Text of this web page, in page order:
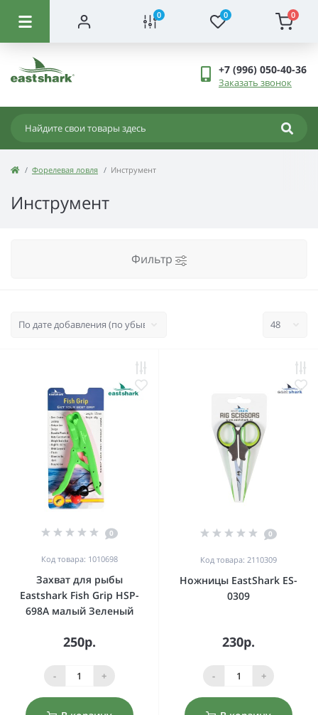
0 0 0
+7 (996) 050-40-36
Заказать звонок
Форелевая ловля Инструмент
Инструмент
Фильтр
0
Код товара: 1010698
Захват для рыбы
Eastshark Fish Grip HSP-
698A малый Зеленый
250р.
- +
0
Код товара: 2110309
Ножницы EastShark ES-
0309
230р.
- +